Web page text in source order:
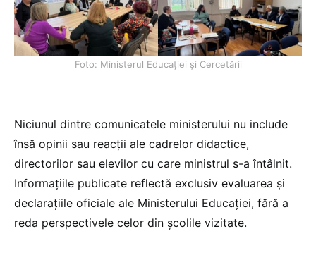
Foto: Ministerul Educației și Cercetării
Niciunul dintre comunicatele ministerului nu include
însă opinii sau reacții ale cadrelor didactice,
directorilor sau elevilor cu care ministrul s-a întâlnit.
Informațiile publicate reflectă exclusiv evaluarea și
declarațiile oficiale ale Ministerului Educației, fără a
reda perspectivele celor din școlile vizitate.